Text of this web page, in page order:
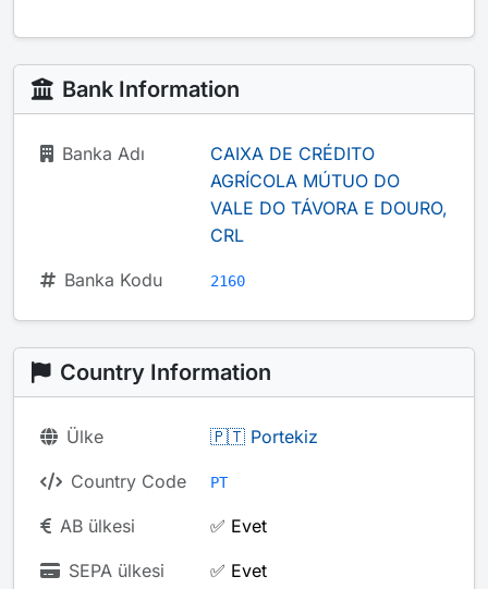
Bank Information
Banka Adı
CAIXA DE CRÉDITO
AGRÍCOLA MÚTUO DO
VALE DO TÁVORA E DOURO,
CRL
Banka Kodu 2160
Country Information
Ülke 🇵🇹 Portekiz
Country Code PT
AB ülkesi ✅ Evet
SEPA ülkesi ✅ Evet